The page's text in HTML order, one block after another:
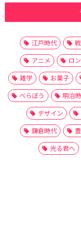
江戸時代
アニメ
ロ
雑学
お菓子
べらぼう
明治
デザイン
鎌倉時代
光る君へ